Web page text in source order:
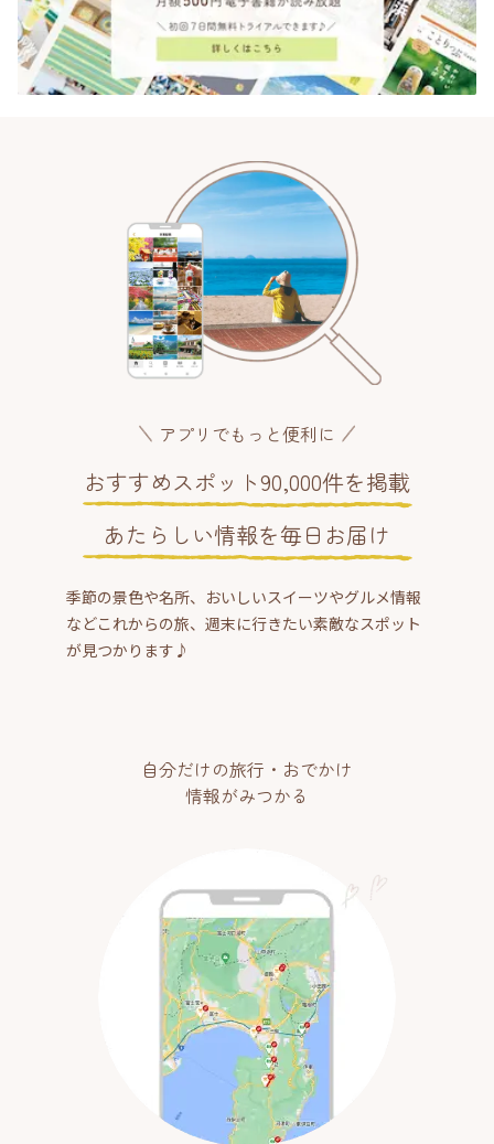
アプリでもっと便利に
おすすめスポット90,000件を掲載
あたらしい情報を毎日お届け
季節の景色や名所、おいしいスイーツやグルメ情報
などこれからの旅、週末に行きたい素敵なスポット
が見つかります♪
自分だけの旅行・おでかけ
情報がみつかる